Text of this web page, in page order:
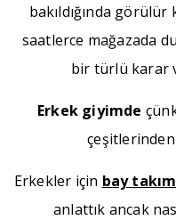
bakıldığında
saatlerce mağazada
bir türlü karar
Erkek giyimde
çeşitlerinden
Erkekler için bay
anlattık ancak